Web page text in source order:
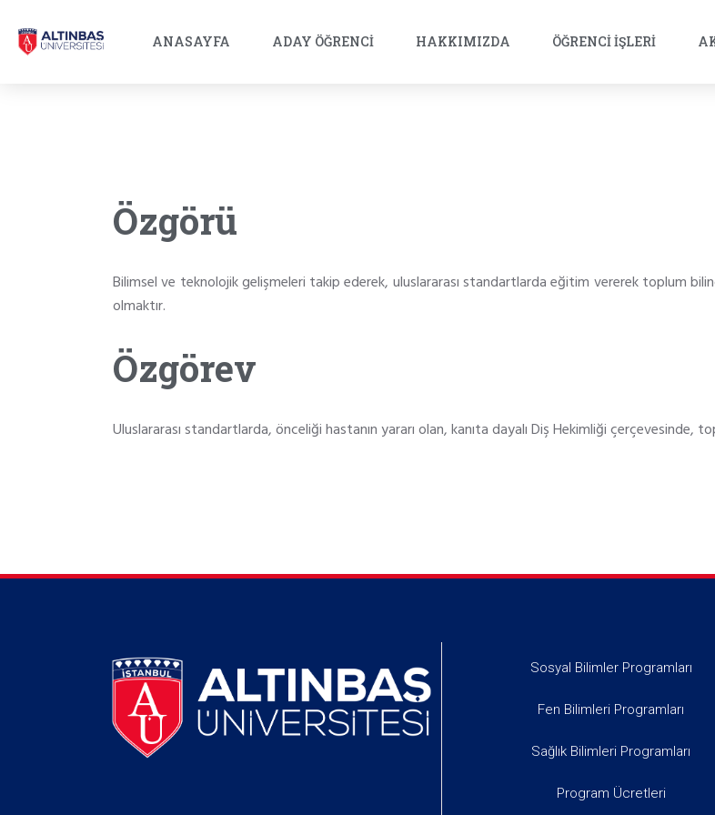
ANASAYFA ADAY ÖĞRENCI HAKKIMIZDA ÖĞRENCI İŞLERI
Özgörü
Bilimsel ve teknolojik gelişmeleri takip ederek, uluslararası standartlarda eğitim vererek toplum
olmaktır.
Özgörev
Uluslararası standartlarda, önceliği hastanın yararı olan, kanıta dayalı Diş Hekimliği çerçevesinde,
Sosyal Bilimler Programları
Fen Bilimleri Programları
Sağlık Bilimleri Programları
Program Ücretleri